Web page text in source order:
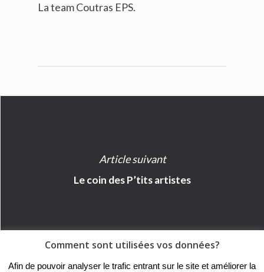
La team Coutras EPS.
Article suivant
Le coin des P’tits artistes
© 2018 - Collège Henri de
Comment sont utilisées vos données?
Afin de pouvoir analyser le trafic entrant sur le site et améliorer la